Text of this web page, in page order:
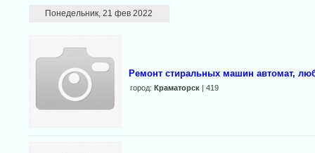
Понедельник, 21 фев 2022
Ремонт стиральных машин автомат,
город: Краматорск| 419